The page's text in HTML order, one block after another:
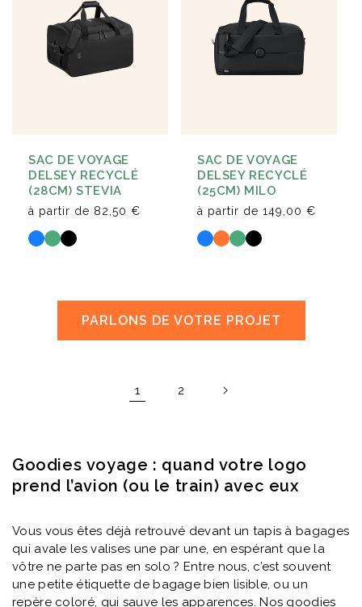
SAC DE VOYAGE
DELSEY RECYCLÉ
(28CM) STEVIA
à partir de 82,50 €
SAC DE VOYAGE
DELSEY RECYCLÉ
(25CM) MILO
à partir de 149,00 €
PARLONS DE VOTRE PROJET
1 2
Goodies voyage : quand votre logo
prend l’avion (ou le train) avec eux
Vous vous êtes déjà retrouvé devant un tapis à bagages
qui avale les valises une par une, en espérant que la
vôtre ne parte pas en solo ? Entre nous, c’est souvent
une petite étiquette de bagage bien lisible, ou un
repère coloré, qui sauve les apparences. Nos goodies